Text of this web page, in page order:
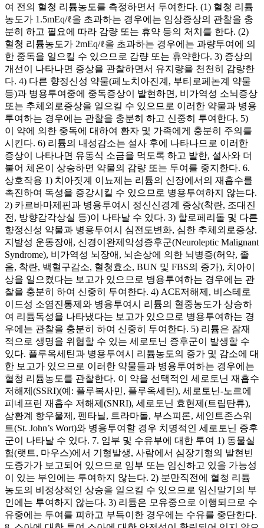
여 전의 혈청 리튬농도를 측정하면서 투여한다. (1) 혈청 리튬
농도가 1.5mEq/ℓ을 초과하는 경우에는 임상증상의 관찰을 충
분히 하고 필요에 따라 감량 또는 휴약 등의 처치를 한다. (2)
혈청 리튬농도가 2mEq/ℓ을 초과하는 경우에는 과량투여에 의
한 중독을 일으킬 수 있으므로 감량 또는 휴약한다. 3) 증상의
개선이 나타나면 증상을 관찰하면서 유지량을 천천히 감량한
다. 4) 다른 향정신성 약물(페노치아진계, 부티로페논계 약물
등)과 병용투여중에 중독증상이 발현하면, 비가역성 소뇌증상
또는 추체외로증상을 일으킬 수 있으므로 이러한 약물과 병용
투여하는 경우에는 관찰을 충분히 하고 신중히 투여한다. 5)
이 약에 의한 중독에 대하여 환자 및 가족에게 충분히 주의를
시킨다. 6) 리튬의 내성감소는 설사 후에 나타나므로 이러한
증상이 나타나면 유동식 소금을 먹도록 하고 발한, 설사와 더
불어 체온이 상승하면 약물의 감량 또는 투여를 중지한다. 6.
상호작용 1) 치아짓계 이뇨제는 리튬의 신장에서의 재흡수를
촉진하여 독성을 증강시킬 수 있으므로 병용투여하지 않는다.
2) 카르바마제핀과 병용투여시 정신신경계 증상(착란, 조대진
전, 방향감각상실 등)이 나타날 수 있다. 3) 할로페리돌 및 다른
향정신성 약물과 병용투여시 심전도변화, 심한 추체외로증상,
지발성 운동장애, 신경이완제악성증후군(Neuroleptic Malignant
Syndrome), 비가역성 뇌장애, 뇌손상에 의한 뇌병증(허약, 졸
음, 착란, 백혈구감소, 혈청효소, BUN 및 FBS의 증가), 치아이
상을 일으켰다는 보고가 있으므로 병용투여하는 경우에는 관
찰을 충분히 하여 신중히 투여한다. 4) ACE저해제, 비스테로
이드성 소염진통제와 병용투여시 리튬의 혈중농도가 상승하
여 리튬독성을 나타냈다는 보고가 있으므로 병용투여하는 경
우에는 관찰을 충분히 하여 신중히 투여한다. 5) 리튬은 잠재
적으로 생명을 위협할 수 있는 세로토닌 증후군이 발생할 수
있다. 플루옥세틴과 병용투여시 리튬농도의 증가 및 감소에 대
한 보고가 있으므로 이러한 약물들과 병용투여하는 경우에는
혈청 리튬농도를 관찰한다. 이 약을 선택적인 세로토닌 재흡수
저해제(SSRI)(예: 플루복사민, 플루옥세틴), 세로토닌-노르에
피네프린 재흡수 저해제(SNRI), 세로토닌 효현제(트립탄류),
삼환계 항우울제, 펜타닐, 트라마돌, 부스피론, 세인트존스워
트(St. John’s Wort)와 병용투여할 경우 치명적인 세로토닌 증후
군이 나타날 수 있다. 7. 임부 및 수유부에 대한 투여 1) 동물실
험(랫트, 마우스)에서 기형발생, 사람에서 심장기형의 발현빈
도증가가 보고되어 있으므로 임부 또는 임신하고 있을 가능성
이 있는 부인에는 투여하지 않는다. 2) 분만직전에 혈청 리튬
농도의 비정상적인 상승을 일으킬 수 있으므로 임신말기의 부
인에는 투여하지 않는다. 3) 리튬은 모유중으로 이행되므로 수
유중에는 투여를 피하고 부득이한 경우에는 수유를 중단한다.